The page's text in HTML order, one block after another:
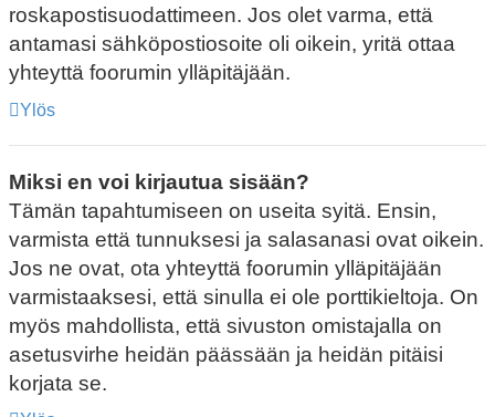
roskapostisuodattimeen. Jos olet varma, että
antamasi sähköpostiosoite oli oikein, yritä ottaa
yhteyttä foorumin ylläpitäjään.
Ylös
Miksi en voi kirjautua sisään?
Tämän tapahtumiseen on useita syitä. Ensin,
varmista että tunnuksesi ja salasanasi ovat oikein.
Jos ne ovat, ota yhteyttä foorumin ylläpitäjään
varmistaaksesi, että sinulla ei ole porttikieltoja. On
myös mahdollista, että sivuston omistajalla on
asetusvirhe heidän päässään ja heidän pitäisi
korjata se.